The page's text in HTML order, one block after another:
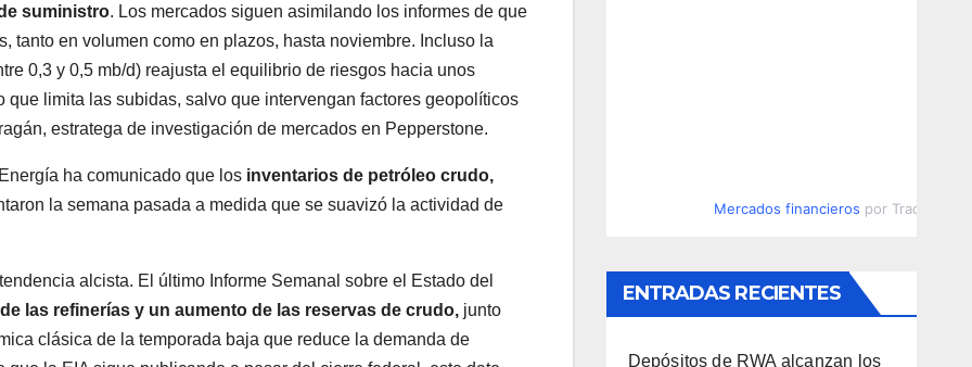
suministro. Los mercados siguen asimilando los informes de que
tanto en volumen como en plazos, hasta noviembre. Incluso la
0,3 y 0,5 mb/d) reajusta el equilibrio de riesgos hacia unos
limita las subidas, salvo que intervengan factores geopolíticos
estratega de investigación de mercados en Pepperstone.
ha comunicado que los inventarios de petróleo crudo,
la semana pasada a medida que se suavizó la actividad de
alcista. El último Informe Semanal sobre el Estado del
las refinerías y un aumento de las reservas de crudo, junto
clásica de la temporada baja que reduce la demanda de
Mercados financieros por
ENTRADAS RECIENTES
Depósitos de RWA alcanzan los